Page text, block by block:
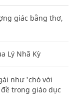
giác bằng thơ,
Lý Nhã Kỳ
như 'chó với
trong giáo dục